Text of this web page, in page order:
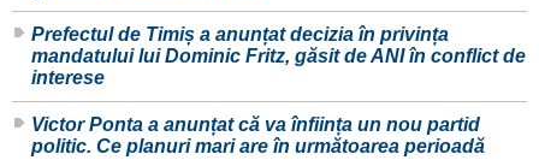
Prefectul de Timiș a anunțat decizia în privința
mandatului lui Dominic Fritz, găsit de ANI în conflict de
interese
Victor Ponta a anunțat că va înființa un nou partid
politic. Ce planuri mari are în următoarea perioadă